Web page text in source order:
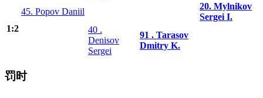
1:2
45. Popov Daniil
20. Mylnikov
Sergei I.
40 .
Denisov
Sergei
91 . Tarasov
Dmitry K.
罚时